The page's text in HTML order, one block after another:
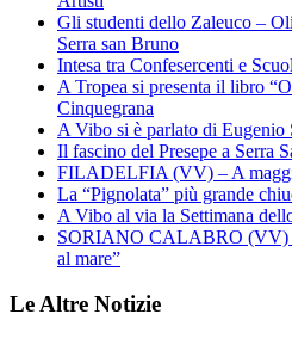
Gli studenti dello Zaleuco –
Serra san Bruno
Intesa tra Confesercenti e
A Tropea si presenta il libro
Cinquegrana
A Vibo si è parlato di Eugenio
Il fascino del Presepe a Serra
FILADELFIA (VV) – A
La “Pignolata” più grande
A Vibo al via la Settimana
SORIANO CALABRO (VV)
al mare”
Le Altre Notizie